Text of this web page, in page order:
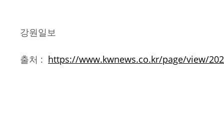
강원일보
출처 : https://www.kwnews.co.kr/page/view/